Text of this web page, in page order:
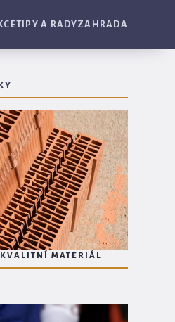
TIPY A RADYZAHRADA
MATERIÁL